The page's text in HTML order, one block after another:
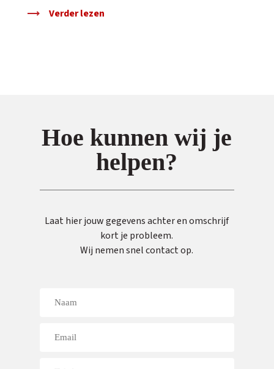
Verder lezen
Hoe kunnen wij je
helpen?
Laat hier jouw gegevens achter en omschrijf
kort je probleem.
Wij nemen snel contact op.